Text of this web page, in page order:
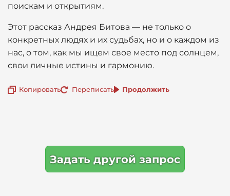
поискам и открытиям.
Этот рассказ Андрея Битова — не только о
конкретных людях и их судьбах, но и о каждом из
нас, о том, как мы ищем свое место под солнцем,
свои личные истины и гармонию.
Копировать Переписать Продолжить
Задать другой запрос